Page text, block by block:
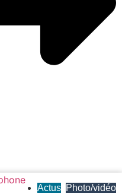
Actus Photo/vidéo